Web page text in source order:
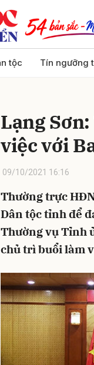
tộc Tín ngưỡng
Lạng
việc với
09/10/2021 16:16
Thường trực
Dân tộc tỉnh để
Thường vụ Tỉnh
chủ trì buổi làm